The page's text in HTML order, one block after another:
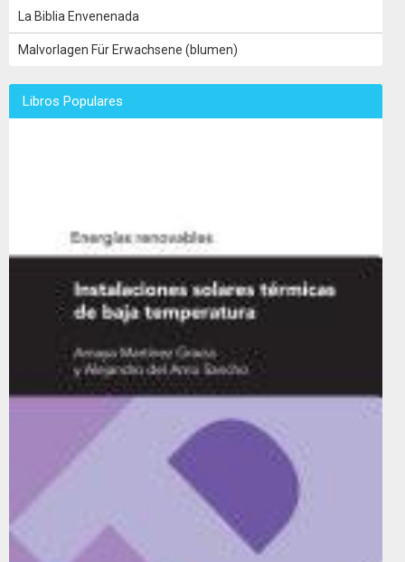
La Biblia Envenenada
Malvorlagen Für Erwachsene (blumen)
Libros Populares